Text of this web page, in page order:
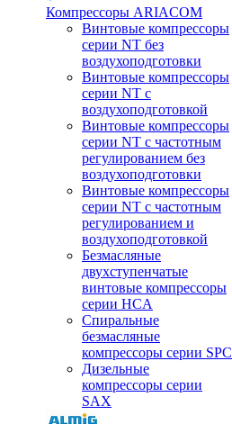
Компрессоры ARIACOM
Винтовые компрессоры
серии NT без
воздухоподготовки
Винтовые компрессоры
серии NT c
воздухоподготовкой
Винтовые компрессоры
серии NT с частотным
регулированием без
воздухоподготовки
Винтовые компрессоры
серии NT с частотным
регулированием и
воздухоподготовкой
Безмасляные
двухступенчатые
винтовые компрессоры
серии HCA
Спиральные
безмасляные
компрессоры серии SPC
Дизельные
компрессоры серии
SAX